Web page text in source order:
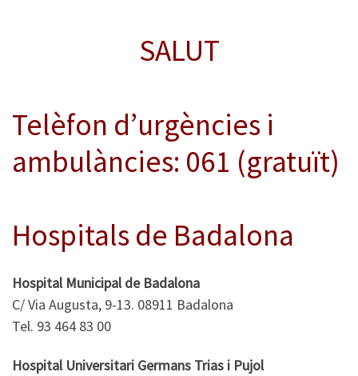
SALUT
Telèfon d’urgències i
ambulàncies: 061 (gratuït)
Hospitals de Badalona
Hospital Municipal de Badalona
C/ Via Augusta, 9-13. 08911 Badalona
Tel. 93 464 83 00
Hospital Universitari Germans Trias i Pujol